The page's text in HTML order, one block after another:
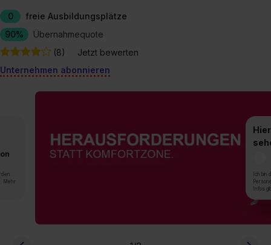
0
freie Ausbildungsplätze
90%
Übernahmequote
(8)
Jetzt bewerten
Unternehmen abonnieren
Mehr
Ich
Infos